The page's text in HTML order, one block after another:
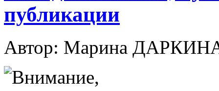
публикации
Автор: Марина